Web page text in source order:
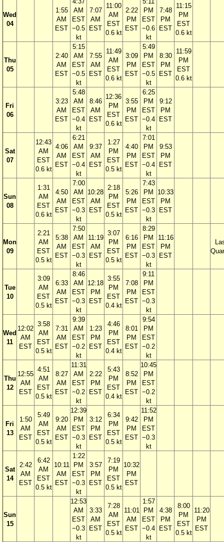
Wed
04
1:55
AM
EST
AM
EST
−0.5
kt
7:07
AM
EST
11:00
AM
EST
0.6 kt
2:22
PM
EST
PM
EST
−0.6
kt
7:48
PM
EST
11:15
PM
EST
0.6 kt
Thu
05
2:40
AM
EST
5:15
AM
EST
−0.5
kt
7:55
AM
EST
11:49
AM
EST
0.6 kt
3:09
PM
EST
5:49
PM
EST
−0.5
kt
8:30
PM
EST
11:59
PM
EST
0.6 kt
Fri
06
3:23
AM
EST
5:48
AM
EST
−0.4
kt
8:46
AM
EST
12:36
PM
EST
0.6 kt
3:55
PM
EST
6:25
PM
EST
−0.4
kt
9:12
PM
EST
Sat
07
12:43
AM
EST
0.6 kt
4:06
AM
EST
6:21
AM
EST
−0.4
kt
9:37
AM
EST
1:27
PM
EST
0.5 kt
4:40
PM
EST
7:01
PM
EST
−0.4
kt
9:53
PM
EST
Sun
08
1:31
AM
EST
0.6 kt
4:50
AM
EST
7:00
AM
EST
−0.3
kt
10:28
AM
EST
2:18
PM
EST
0.5 kt
5:26
PM
EST
7:43
PM
EST
−0.3
kt
10:33
PM
EST
Mon
09
2:21
AM
EST
0.5 kt
5:38
AM
EST
7:50
AM
EST
−0.3
kt
11:19
AM
EST
3:07
PM
EST
0.5 kt
6:16
PM
EST
8:29
PM
EST
−0.3
kt
11:16
PM
EST
Tue
10
3:09
AM
EST
0.5 kt
6:33
AM
EST
8:46
AM
EST
−0.3
kt
12:18
PM
EST
3:55
PM
EST
0.4 kt
7:08
PM
EST
9:11
PM
EST
−0.3
kt
Wed
11
12:02
AM
EST
3:58
AM
EST
0.5 kt
7:31
AM
EST
9:39
AM
EST
−0.2
kt
1:23
PM
EST
4:46
PM
EST
0.4 kt
8:01
PM
EST
9:54
PM
EST
−0.2
kt
Thu
12
12:55
AM
EST
4:51
AM
EST
0.5 kt
8:27
AM
EST
11:31
AM
EST
−0.2
kt
2:22
PM
EST
5:43
PM
EST
0.4 kt
8:52
PM
EST
10:45
PM
EST
−0.2
kt
Fri
13
1:50
AM
EST
5:49
AM
EST
0.5 kt
9:20
AM
EST
12:39
PM
EST
−0.3
kt
3:12
PM
EST
6:34
PM
EST
0.5 kt
9:42
PM
EST
11:52
PM
EST
−0.3
kt
Sat
14
2:42
AM
EST
6:42
AM
EST
0.5 kt
10:11
AM
EST
1:22
PM
EST
−0.3
kt
3:57
PM
EST
7:19
PM
EST
0.5 kt
10:32
PM
EST
Sun
15
12:53
AM
EST
−0.3
kt
3:33
AM
EST
7:28
AM
EST
0.5 kt
11:01
AM
EST
1:57
PM
EST
−0.4
kt
4:38
PM
EST
8:00
PM
EST
0.5 kt
11:20
PM
EST